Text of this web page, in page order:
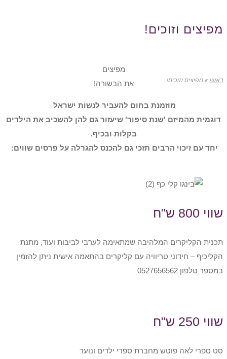
מפיצים וזוכים!
ראשי » מפיצים וזוכים!
מפיצים
את הבשורה!
מוזמנת בחום להעביר לנשות ישראל
דוגמית מהמיזם 'שנת סיפור' שיעזור גם להן להשכיב את הילדים
בקלות ובכיף.
יחד עם זיכוי הרבים תזכי גם להכנס להגרלה על פרסים שווים:
שווי 800 ש"ח
תכנית הקליקרים המלהיבה שמתאימה לערבי לביבות ועוד, מתנת
הקליכיף – חידוני טריוויה עם קליקרים בהתאמה אישית ניתן להזמין
במספר טלפון 0527656562
שווי 250 ש"ח
סט ספרי לאה פוטש מחברת ספרי ילדים ונוער